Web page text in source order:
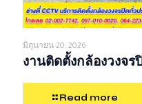
มิถุนายน 20, 2026
งานติดตั้งกล้องวงจร
Read more